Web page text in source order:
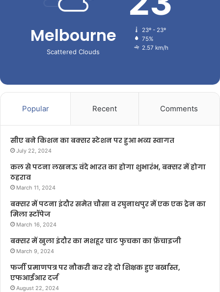
Melbourne
Scattered Clouds
23º - 23º
75%
2.57 km/h
Popular Recent Comments
सीए बने किशन का बक्सर स्टेशन पर हुआ भव्य स्वागत
July 22, 2024
कल से पटना लखनऊ वंदे भारत का होगा शुभारंभ, बक्सर में होगा
ठहराव
March 11, 2024
बक्सर में पटना इंदौर समेत चौसा व रघुनाथपुर में एक एक ट्रेन का
मिला स्टॉपेज
March 16, 2024
बक्सर में खुला इंदौर का मशहूर चाट फुचका का फ्रेंचाइजी
March 9, 2024
फर्जी प्रमाणपत्र पर नौकरी कर रहे दो शिक्षक हुए बर्खास्त,
एफआईआर दर्ज
August 22, 2024